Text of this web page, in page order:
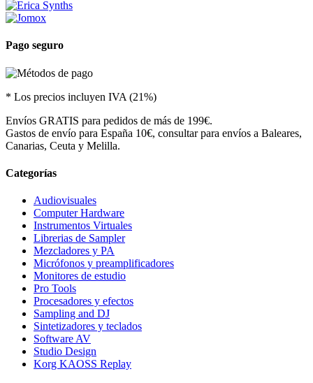
Pago seguro
* Los precios incluyen IVA (21%)
Envíos GRATIS para pedidos de más de 199€.
Gastos de envío para España 10€, consultar para envíos a Baleares,
Canarias, Ceuta y Melilla.
Categorías
Audiovisuales
Computer Hardware
Instrumentos Virtuales
Librerias de Sampler
Mezcladores y PA
Micrófonos y preamplificadores
Monitores de estudio
Pro Tools
Procesadores y efectos
Sampling and DJ
Sintetizadores y teclados
Software AV
Studio Design
Korg KAOSS Replay